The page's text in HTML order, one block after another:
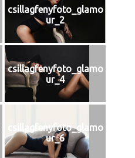
csillagfenyfoto_glamo
ur_2
csillagfenyfoto_glamo
ur_4
csillagfenyfoto_glamo
ur_6